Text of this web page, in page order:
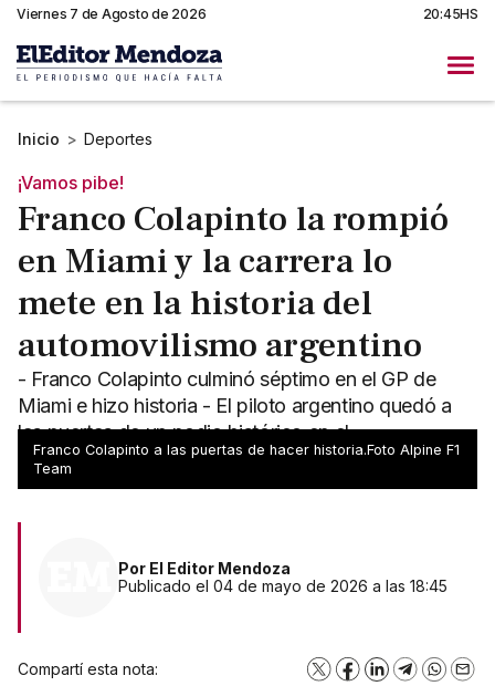
Viernes 7 de Agosto de 2026 20:45HS
Inicio > Deportes
¡Vamos pibe!
Franco Colapinto la rompió
en Miami y la carrera lo
mete en la historia del
automovilismo argentino
- Franco Colapinto culminó séptimo en el GP de
Miami e hizo historia - El piloto argentino quedó a
las puertas de un podio histórico en el
automovilismo local
Franco Colapinto a las puertas de hacer historia.Foto Alpine F1
Team
Por El Editor Mendoza
Publicado el 04 de mayo de 2026 a las 18:45
Compartí esta nota: X Facebook
LinkedInTelegram